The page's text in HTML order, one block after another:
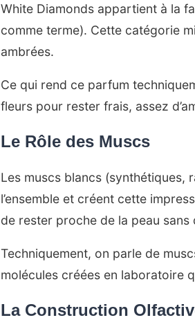
White Diamonds appartient à la
comme terme). Cette catégorie
ambrées.
Ce qui rend ce parfum
fleurs pour rester frais, assez
Le Rôle des Muscs
Les muscs blancs (synthétiques,
l’ensemble et créent cette
de rester proche de la peau sans
Techniquement, on parle de
molécules créées en laboratoire
La Construction